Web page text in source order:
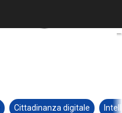
Cittadinanza digitale